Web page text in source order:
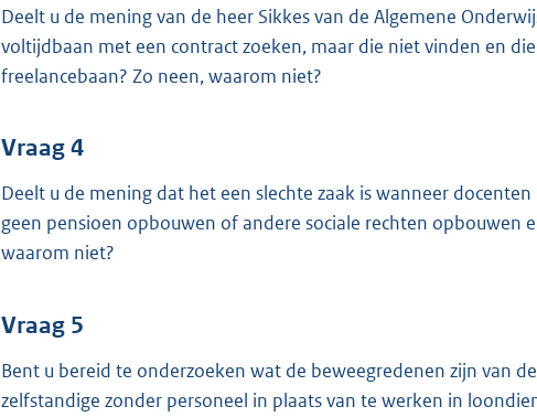
b
Deelt u de mening van de heer Sikkes van de Algemene
voltijdbaan met een contract zoeken, maar die niet vinden en
freelancebaan? Zo neen, waarom niet?
Vraag 4
Deelt u de mening dat het een slechte zaak is wanneer
geen pensioen opbouwen of andere sociale rechten opbouwen
waarom niet?
Vraag 5
Bent u bereid te onderzoeken wat de beweegredenen zijn van
zelfstandige zonder personeel in plaats van te werken in